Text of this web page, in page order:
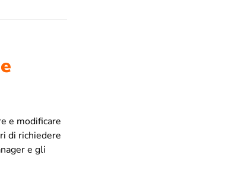
e modificare
di richiedere
e gli